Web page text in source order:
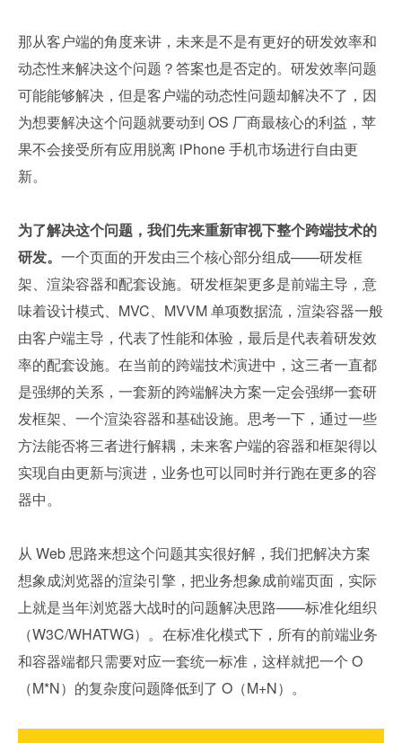
那从客户端的角度来讲，未来是不是有更好的研发效率和
动态性来解决这个问题？答案也是否定的。研发效率问题
可能能够解决，但是客户端的动态性问题却解决不了，因
为想要解决这个问题就要动到 OS 厂商最核心的利益，苹
果不会接受所有应用脱离 iPhone 手机市场进行自由更
新。
为了解决这个问题，我们先来重新审视下整个跨端技术的
研发。 一个页面的开发由三个核心部分组成——研发框
架、渲染容器和配套设施。研发框架更多是前端主导，意
味着设计模式、MVC、MVVM 单项数据流，渲染容器一般
由客户端主导，代表了性能和体验，最后是代表着研发效
率的配套设施。在当前的跨端技术演进中，这三者一直都
是强绑的关系，一套新的跨端解决方案一定会强绑一套研
发框架、一个渲染容器和基础设施。思考一下，通过一些
方法能否将三者进行解耦，未来客户端的容器和框架得以
实现自由更新与演进，业务也可以同时并行跑在更多的容
器中。
从 Web 思路来想这个问题其实很好解，我们把解决方案
想象成浏览器的渲染引擎，把业务想象成前端页面，实际
上就是当年浏览器大战时的问题解决思路——标准化组织
（W3C/WHATWG）。在标准化模式下，所有的前端业务
和容器端都只需要对应一套统一标准，这样就把一个 O
（M*N）的复杂度问题降低到了 O（M+N）。